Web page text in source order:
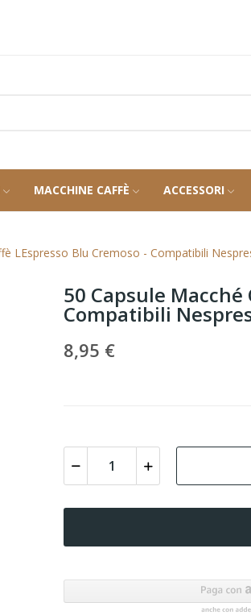
MACCHINE CAFFÈ ACCESSORI
LEspresso Blu Cremoso - Compatibili
50 Capsule Macché
Compatibili
8,95 €